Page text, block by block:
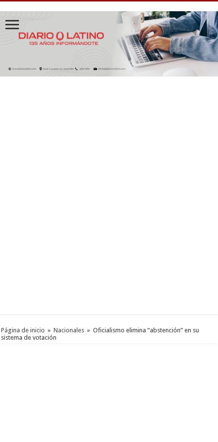
Página de inicio » Nacionales » Oficialismo elimina “abstención” en su
sistema de votación